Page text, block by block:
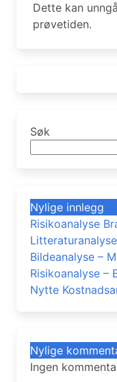
Dette kan
prøvetiden.
Søk
Nylige innlegg
Risikoanalyse
Bildeanalyse –
Risikoanalyse –
Nytte
Nylige
Ingen